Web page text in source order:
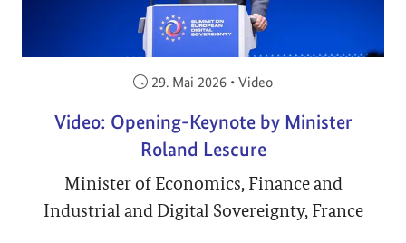
Veröffentlicht am:
29. Mai 2026 • Video
Video: Opening-Keynote by Minister
Roland Lescure
Minister of Economics, Finance and
Industrial and Digital Sovereignty, France